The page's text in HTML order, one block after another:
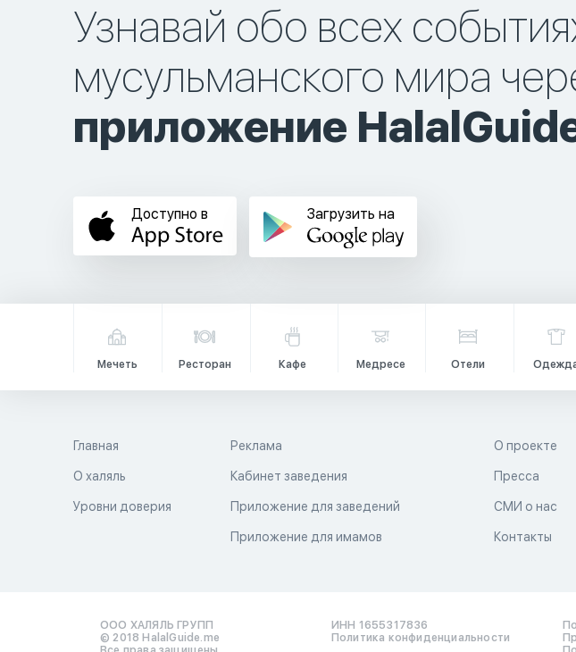
Узнавай обо всех
мусульманского мира
приложение
Доступно в Загрузить на
Мечеть Ресторан Кафе Медресе Отели
Главная
О халяль
Уровни доверия
Реклама
Кабинет заведения
Приложение для заведений
Приложение для имамов
О проекте
Пресса
СМИ о нас
Контакты
ООО ХАЛЯЛЬ ГРУПП
© 2018 HalalGuide.me
ИНН 1655317836
Политика конфиденциальности